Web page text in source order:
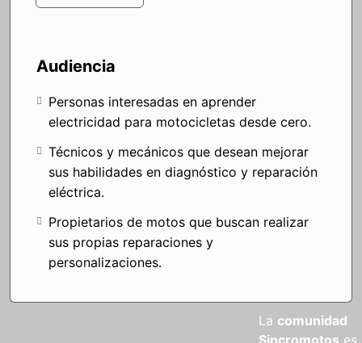
Audiencia
Personas interesadas en aprender
electricidad para motocicletas desde cero.
Técnicos y mecánicos que desean mejorar
sus habilidades en diagnóstico y reparación
eléctrica.
Propietarios de motos que buscan realizar
sus propias reparaciones y
personalizaciones.
La comunidad
Sincromotos es